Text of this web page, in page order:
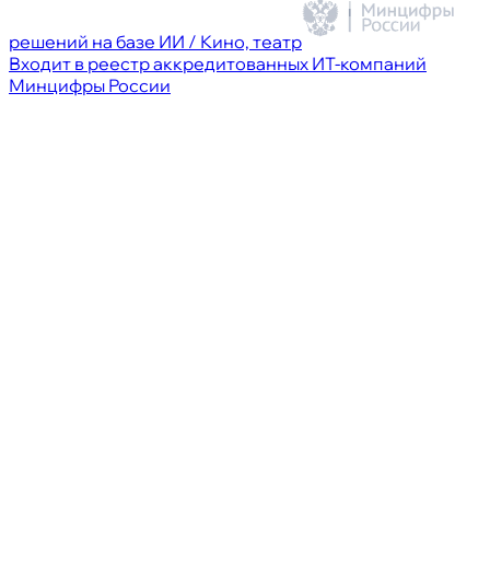
решений на базе ИИ / Кино, театр
Входит в реестр аккредитованных ИТ-компаний
Минцифры России